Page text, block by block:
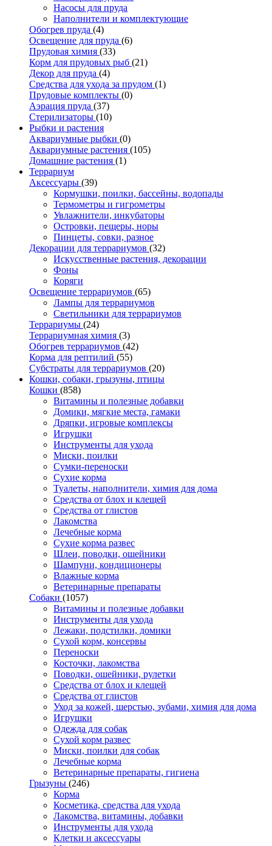
Насосы для пруда
Наполнители и комплектующие
Обогрев пруда (4)
Освещение для пруда (6)
Прудовая химия (33)
Корм для прудовых рыб (21)
Декор для пруда (4)
Средства для ухода за прудом (1)
Прудовые комплекты (0)
Аэрация пруда (37)
Стерилизаторы (10)
Рыбки и растения
Аквариумные рыбки (0)
Аквариумные растения (105)
Домашние растения (1)
Террариум
Аксессуары (39)
Кормушки, поилки, бассейны, водопады
Термометры и гигрометры
Увлажнители, инкубаторы
Островки, пещеры, норы
Пинцеты, совки, разное
Декорации для террариумов (32)
Искусственные растения, декорации
Фоны
Коряги
Освещение террариумов (65)
Лампы для террариумов
Светильники для террариумов
Террариумы (24)
Террариумная химия (3)
Обогрев террариумов (42)
Корма для рептилий (55)
Субстраты для террариумов (20)
Кошки, собаки, грызуны, птицы
Кошки (858)
Витамины и полезные добавки
Домики, мягкие места, гамаки
Дряпки, игровые комплексы
Игрушки
Инструменты для ухода
Миски, поилки
Сумки-переноски
Сухие корма
Туалеты, наполнители, химия для дома
Средства от блох и клещей
Средства от глистов
Лакомства
Лечебные корма
Сухие корма развес
Шлеи, поводки, ошейники
Шампуни, кондиционеры
Влажные корма
Ветеринарные препараты
Собаки (1057)
Витамины и полезные добавки
Инструменты для ухода
Лежаки, подстилки, домики
Сухой корм, консервы
Переноски
Косточки, лакомства
Поводки, ошейники, рулетки
Средства от блох и клещей
Средства от глистов
Уход за кожей, шерстью, зубами, химия для дома
Игрушки
Одежда для собак
Сухой корм развес
Миски, поилки для собак
Лечебные корма
Ветеринарные препараты, гигиена
Грызуны (246)
Корма
Косметика, средства для ухода
Лакомства, витамины, добавки
Инструменты для ухода
Клетки и аксессуары